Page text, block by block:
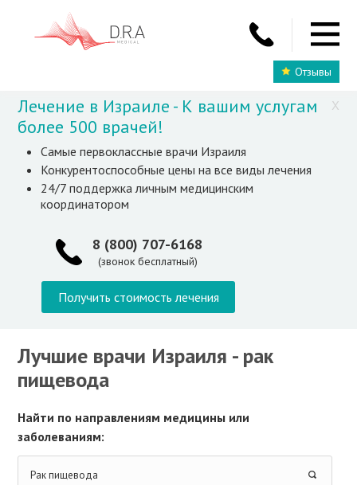
Отзывы
X
Лечение в Израиле - К вашим услугам
более 500 врачей!
Самые первоклассные врачи Израиля
Конкурентоспособные цены на все виды лечения
24/7 поддержка личным медицинским
координатором
8 (800) 707-6168
(звонок бесплатный)
Получить стоимость лечения
Лучшие врачи Израиля - рак
пищевода
Найти по направлениям медицины или
заболеваниям:
Рак пищевода